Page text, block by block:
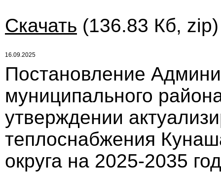
Скачать (136.83 Кб,
16.09.2025
Постановление
муниципального
утверждении
теплоснабжения
округа на 2025-2035